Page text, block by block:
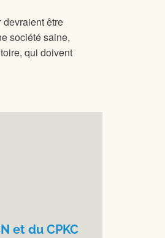
devraient être
société saine,
qui doivent
et du CPKC